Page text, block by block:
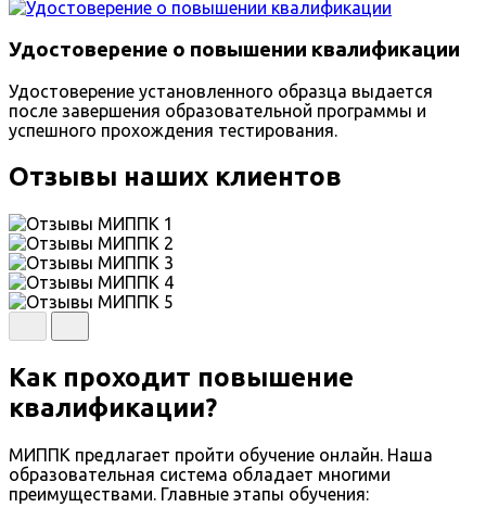
Удостоверение о повышении квалификации
Удостоверение установленного образца выдается
после завершения образовательной программы и
успешного прохождения тестирования.
Отзывы наших клиентов
Как проходит повышение
квалификации?
МИППК предлагает пройти обучение онлайн. Наша
образовательная система обладает многими
преимуществами. Главные этапы обучения: